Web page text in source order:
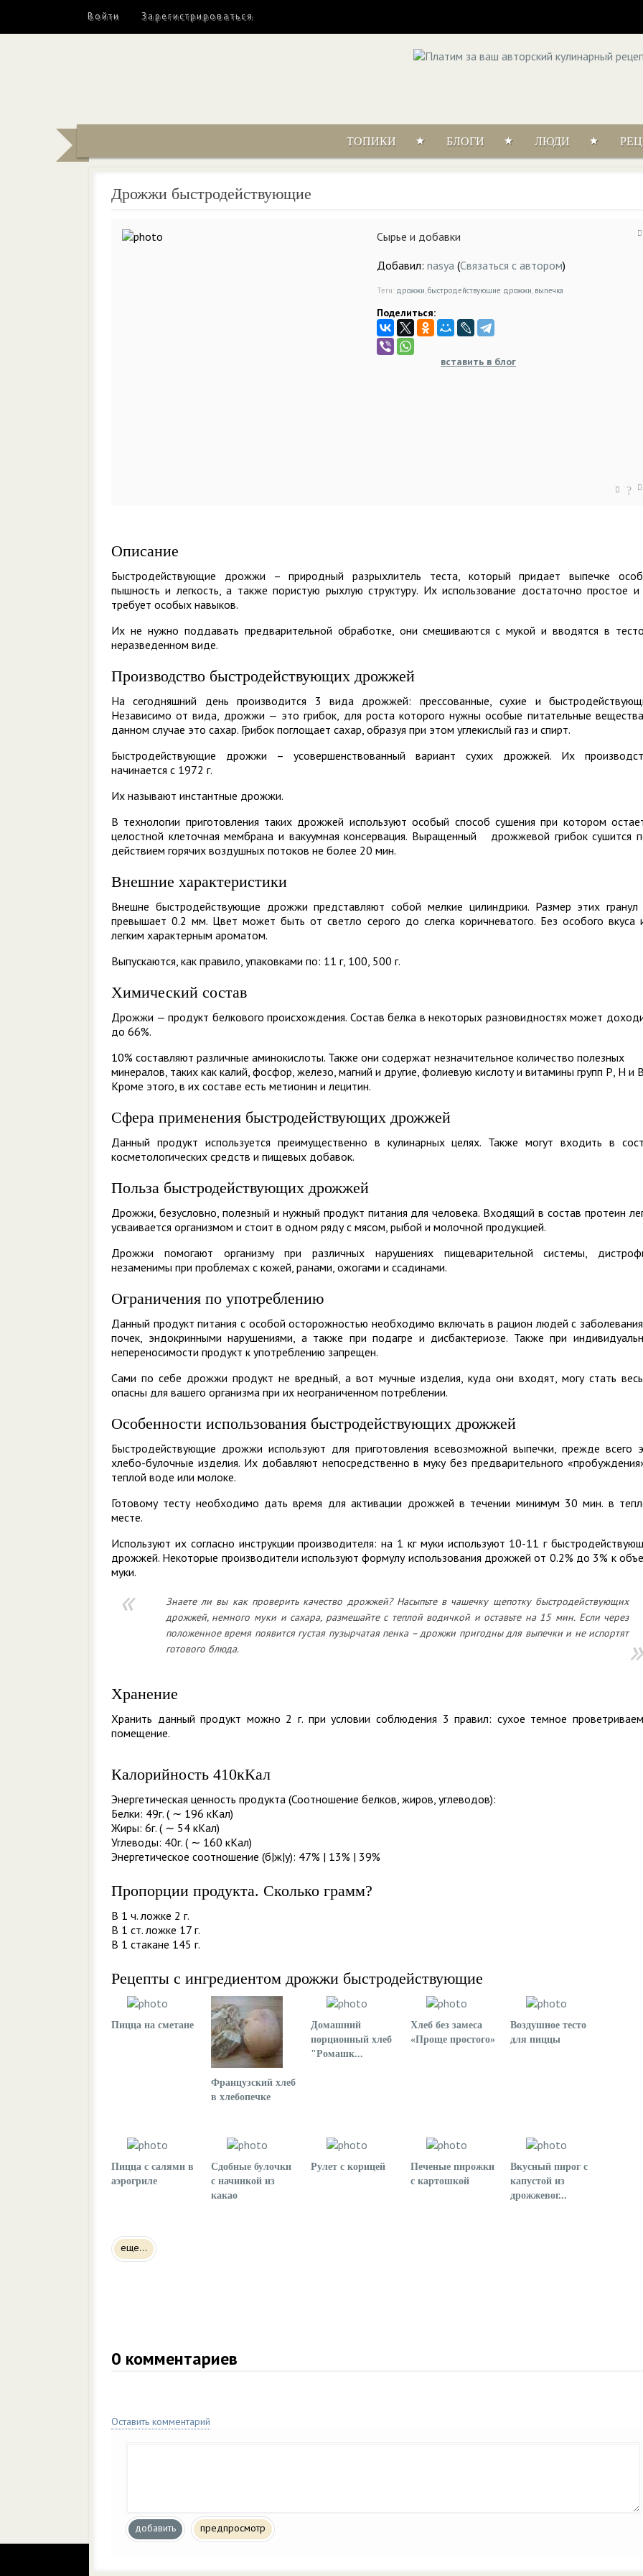
Войти Зарегистрироваться
ТОПИКИ БЛОГИ ЛЮДИ
Дрожжи быстродействующие
Сырье и добавки
?
Добавил: nasya (Связаться с автором)
Теги: дрожжи,быстродействующие дрожжи, выпечка
Поделиться:
вставить в блог
Описание
Быстродействующие дрожжи – природный разрыхлитель теста, который придает выпечке
пышность и легкость, а также пористую рыхлую структуру. Их использование достаточно простое
требует особых навыков.
Их не нужно поддавать предварительной обработке, они смешиваются с мукой и вводятся в
неразведенном виде.
Производство быстродействующих дрожжей
На сегодняшний день производится 3 вида дрожжей: прессованные, сухие и
Независимо от вида, дрожжи — это грибок, для роста которого нужны особые питательные
данном случае это сахар. Грибок поглощает сахар, образуя при этом углекислый газ и спирт.
Быстродействующие дрожжи – усовершенствованный вариант сухих дрожжей. Их
начинается с 1972 г.
Их называют инстантные дрожжи.
В технологии приготовления таких дрожжей используют особый способ сушения при котором
целостной клеточная мембрана и вакуумная консервация. Выращенный дрожжевой грибок сушится
действием горячих воздушных потоков не более 20 мин.
Внешние характеристики
Внешне быстродействующие дрожжи представляют собой мелкие цилиндрики. Размер этих гранул
превышает 0.2 мм. Цвет может быть от светло серого до слегка коричневатого. Без особого вкуса
легким характерным ароматом.
Выпускаются, как правило, упаковками по: 11 г, 100, 500 г.
Химический состав
Дрожжи — продукт белкового происхождения. Состав белка в некоторых разновидностях может
до 66%.
10% составляют различные аминокислоты. Также они содержат незначительное количество полезных
минералов, таких как калий, фосфор, железо, магний и другие, фолиевую кислоту и витамины групп Р, Н и
Кроме этого, в их составе есть метионин и лецитин.
Сфера применения быстродействующих дрожжей
Данный продукт используется преимущественно в кулинарных целях. Также могут входить в
косметологических средств и пищевых добавок.
Польза быстродействующих дрожжей
Дрожжи, безусловно, полезный и нужный продукт питания для человека. Входящий в состав протеин
усваивается организмом и стоит в одном ряду с мясом, рыбой и молочной продукцией.
Дрожжи помогают организму при различных нарушениях пищеварительной системы,
незаменимы при проблемах с кожей, ранами, ожогами и ссадинами.
Ограничения по употреблению
Данный продукт питания с особой осторожностью необходимо включать в рацион людей с
почек, эндокринными нарушениями, а также при подагре и дисбактериозе. Также при
непереносимости продукт к употреблению запрещен.
Сами по себе дрожжи продукт не вредный, а вот мучные изделия, куда они входят, могу стать
опасны для вашего организма при их неограниченном потреблении.
Особенности использования быстродействующих дрожжей
Быстродействующие дрожжи используют для приготовления всевозможной выпечки, прежде всего
хлебо-булочные изделия. Их добавляют непосредственно в муку без предварительного
теплой воде или молоке.
Готовому тесту необходимо дать время для активации дрожжей в течении минимум 30 мин. в
месте.
Используют их согласно инструкции производителя: на 1 кг муки используют 10-11 г
дрожжей. Некоторые производители используют формулу использования дрожжей от 0.2% до 3% к
муки.
Знаете ли вы как проверить качество дрожжей? Насыпьте в чашечку щепотку быстродействующих
дрожжей, немного муки и сахара, размешайте с теплой водичкой и оставьте на 15 мин. Если через
положенное время появится густая пузырчатая пенка – дрожжи пригодны для выпечки и не испортят
готового блюда.
Хранение
Хранить данный продукт можно 2 г. при условии соблюдения 3 правил: сухое темное
помещение.
Калорийность 410кКал
Энергетическая ценность продукта (Соотношение белков, жиров, углеводов):
Белки: 49г. ( ∼ 196 кКал)
Жиры: 6г. ( ∼ 54 кКал)
Углеводы: 40г. ( ∼ 160 кКал)
Энергетическое соотношение (б|ж|у): 47% | 13% | 39%
Пропорции продукта. Сколько грамм?
В 1 ч. ложке 2 г.
В 1 ст. ложке 17 г.
В 1 стакане 145 г.
Рецепты с ингредиентом дрожжи быстродействующие
Пицца на сметане
Французский хлеб
в хлебопечке
Домашний
порционный хлеб
"Ромашк...
Хлеб без замеса
«Проще простого»
Воздушное тесто
для пиццы
Пицца с салями в
аэрогриле
Сдобные булочки
с начинкой из
какао
Рулет с корицей
Печеные пирожки
с картошкой
Вкусный пирог с
капустой из
дрожжевог...
еще...
0 комментариев
Оставить комментарий
добавить предпросмотр